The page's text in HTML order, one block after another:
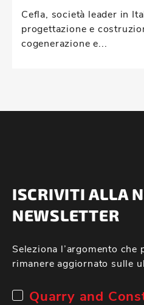
Cefla, società leader in
progettazione e
cogenerazione e...
ISCRIVITI ALLA
NEWSLETTER
Seleziona l’argomento
rimanere aggiornato sulle
Quarry and